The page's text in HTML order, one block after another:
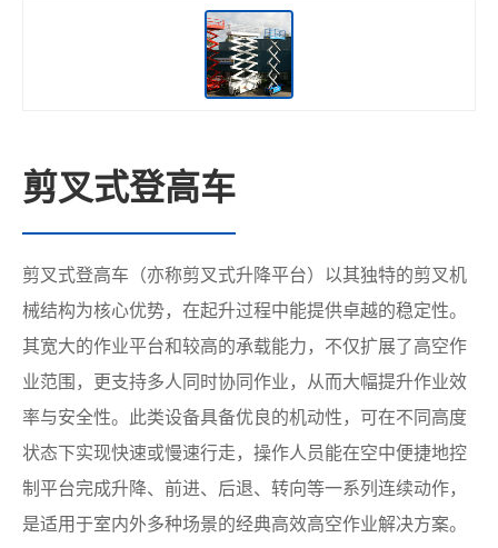
剪叉式登高车
剪叉式登高车（亦称剪叉式升降平台）以其独特的剪叉机
械结构为核心优势，在起升过程中能提供卓越的稳定性。
其宽大的作业平台和较高的承载能力，不仅扩展了高空作
业范围，更支持多人同时协同作业，从而大幅提升作业效
率与安全性。此类设备具备优良的机动性，可在不同高度
状态下实现快速或慢速行走，操作人员能在空中便捷地控
制平台完成升降、前进、后退、转向等一系列连续动作，
是适用于室内外多种场景的经典高效高空作业解决方案。